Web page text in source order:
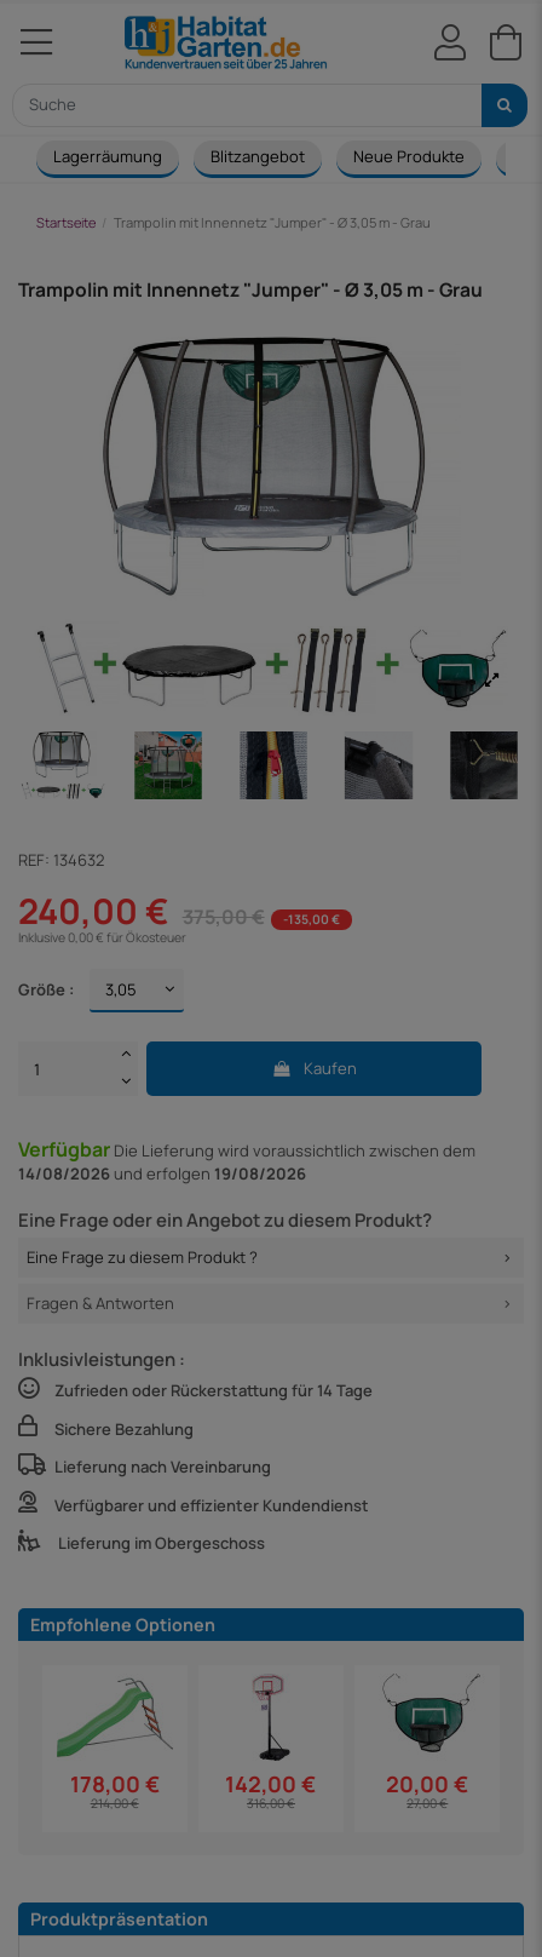
Lagerräumung Blitzangebot Neue Produkte
Startseite Trampolin mit Innennetz "Jumper" - Ø 3,05 m - Grau
Trampolin mit Innennetz "Jumper" - Ø 3,05 m - Grau
REF: 134632
240,00 € 375,00 €
-135,00 €
Inklusive 0,00 € für Ökosteuer
Größe :
Kaufen
Verfügbar Die Lieferung wird voraussichtlich zwischen dem
14/08/2026 und erfolgen 19/08/2026
Eine Frage oder ein Angebot zu diesem Produkt?
Eine Frage zu diesem Produkt ?
Fragen & Antworten
Inklusivleistungen :
Zufrieden oder Rückerstattung für 14 Tage
Sichere Bezahlung
Lieferung nach Vereinbarung
Verfügbarer und effizienter Kundendienst
Lieferung im Obergeschoss
Empfohlene Optionen
178,00 €
214,00 €
142,00 €
316,00 €
20,00 €
27,00 €
Produktpräsentation